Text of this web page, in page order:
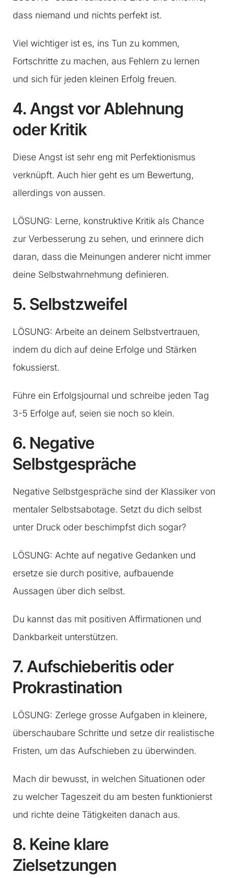
dass niemand und nichts perfekt ist.
Viel wichtiger ist es, ins Tun zu kommen,
Fortschritte zu machen, aus Fehlern zu lernen
und sich für jeden kleinen Erfolg freuen.
4. Angst vor Ablehnung
oder Kritik
Diese Angst ist sehr eng mit Perfektionismus
verknüpft. Auch hier geht es um Bewertung,
allerdings von aussen.
LÖSUNG: Lerne, konstruktive Kritik als Chance
zur Verbesserung zu sehen, und erinnere dich
daran, dass die Meinungen anderer nicht immer
deine Selbstwahrnehmung definieren.
5. Selbstzweifel
LÖSUNG: Arbeite an deinem Selbstvertrauen,
indem du dich auf deine Erfolge und Stärken
fokussierst.
Führe ein Erfolgsjournal und schreibe jeden Tag
3-5 Erfolge auf, seien sie noch so klein.
6. Negative
Selbstgespräche
Negative Selbstgespräche sind der Klassiker von
mentaler Selbstsabotage. Setzt du dich selbst
unter Druck oder beschimpfst dich sogar?
LÖSUNG: Achte auf negative Gedanken und
ersetze sie durch positive, aufbauende
Aussagen über dich selbst.
Du kannst das mit positiven Affirmationen und
Dankbarkeit unterstützen.
7. Aufschieberitis oder
Prokrastination
LÖSUNG: Zerlege grosse Aufgaben in kleinere,
überschaubare Schritte und setze dir realistische
Fristen, um das Aufschieben zu überwinden.
Mach dir bewusst, in welchen Situationen oder
zu welcher Tageszeit du am besten funktionierst
und richte deine Tätigkeiten danach aus.
8. Keine klare
Zielsetzungen